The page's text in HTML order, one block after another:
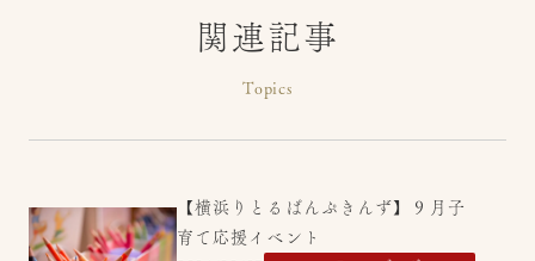
関連記事
Topics
【横浜りとるぱんぷきんず】９月子
育て応援イベント